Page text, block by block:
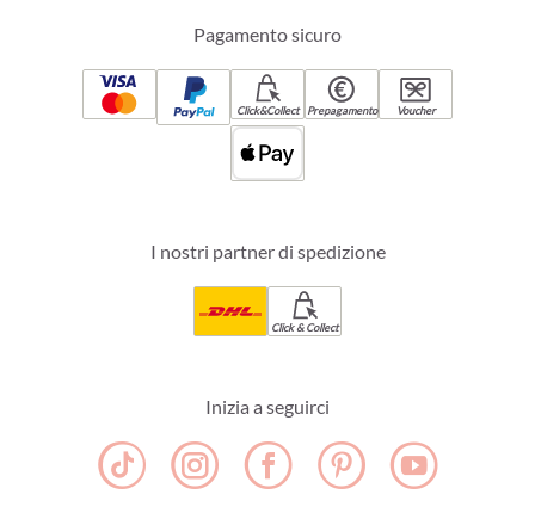
Pagamento sicuro
Click&Collect Prepagamento Voucher
I nostri partner di spedizione
Click & Collect
Inizia a seguirci